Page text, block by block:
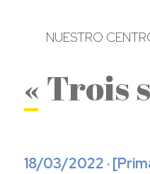
NUESTRO
« Trois
18/03/2022 · [